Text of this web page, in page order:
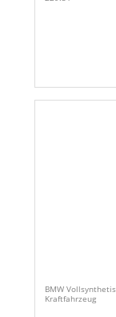
BMW
Kraftfahrzeug